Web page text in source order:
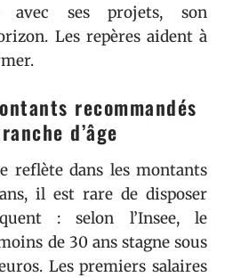
avec ses projets, son
Les repères aident à
recommandés
d’âge
reflète dans les montants
il est rare de disposer
: selon l’Insee, le
de 30 ans stagne sous
Les premiers salaires